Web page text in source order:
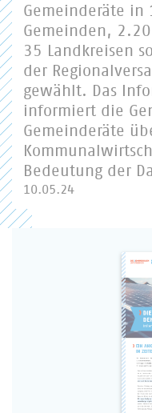
Gemeinderäte in
Gemeinden,
35 Landkreisen
der
gewählt. Das
informiert die
Gemeinderäte
Bedeutung der
10.05.24